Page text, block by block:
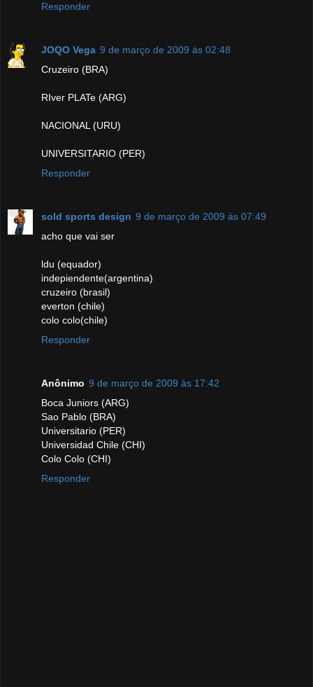
Responder
JOQO Vega 9 de março de 2009 às 02:48
Cruzeiro (BRA)
RIver PLATe (ARG)
NACIONAL (URU)
UNIVERSITARIO (PER)
Responder
sold sports design 9 de março de 2009 às 07:49
acho que vai ser
ldu (equador)
indepiendente(argentina)
cruzeiro (brasil)
everton (chile)
colo colo(chile)
Responder
Anônimo 9 de março de 2009 às 17:42
Boca Juniors (ARG)
Sao Pablo (BRA)
Universitario (PER)
Universidad Chile (CHI)
Colo Colo (CHI)
Responder